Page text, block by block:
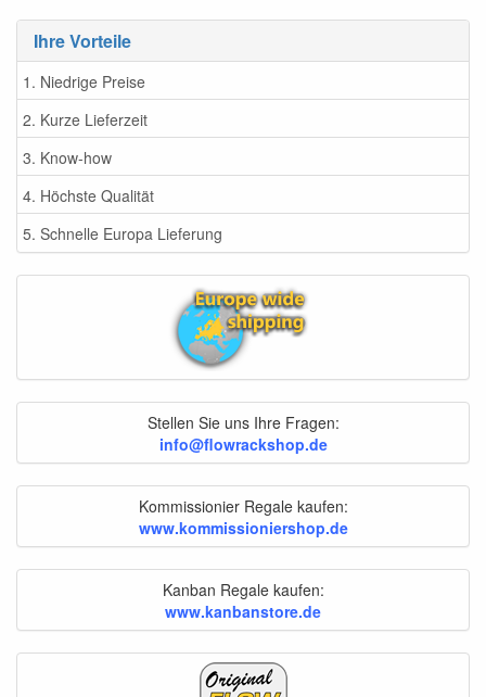
Ihre Vorteile
1. Niedrige Preise
2. Kurze Lieferzeit
3. Know-how
4. Höchste Qualität
5. Schnelle Europa Lieferung
Stellen Sie uns Ihre Fragen:
info@flowrackshop.de
Kommissionier Regale kaufen:
www.kommissioniershop.de
Kanban Regale kaufen:
www.kanbanstore.de